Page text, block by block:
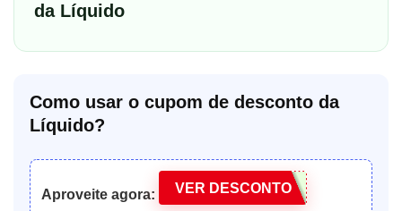
da Líquido
Como usar o cupom de desconto da
Líquido?
Aproveite agora: VER DESCONTO